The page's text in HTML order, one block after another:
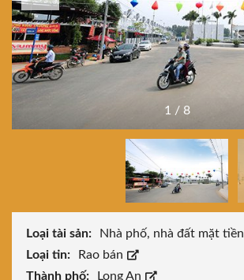
1 / 8
Loại tài sản:
Nhà phố, nhà đất mặt tiền
Loại tin:
Rao bán
Thành phố:
Long An